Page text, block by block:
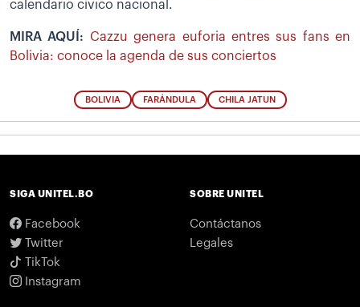
calendario cívico nacional.
MIRA AQUÍ: Cazzu genera euforia entres sus fans en
Bolivia: conoce la agenda de sus conciertos
BOLIVIA FARÁNDULA CHILA JATUN
SIGA UNITEL.BO
Facebook
Twitter
TikTok
Instagram
SOBRE UNITEL
Contáctanos
Legales